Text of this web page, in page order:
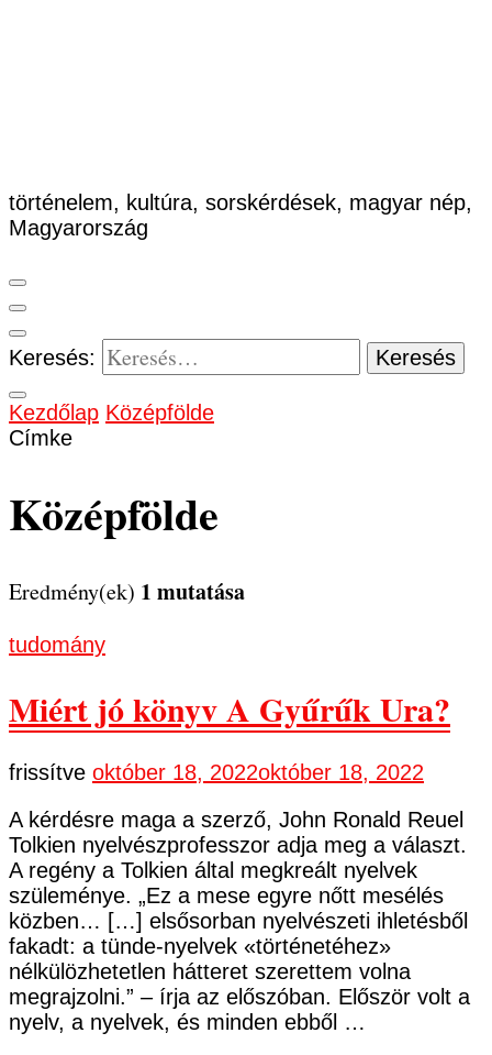
történelem, kultúra, sorskérdések, magyar nép,
Magyarország
Keresés:
Kezdőlap Középfölde
Címke
Középfölde
Eredmény(ek) 1 mutatása
tudomány
Miért jó könyv A Gyűrűk Ura?
frissítve október 18, 2022október 18, 2022
A kérdésre maga a szerző, John Ronald Reuel
Tolkien nyelvészprofesszor adja meg a választ.
A regény a Tolkien által megkreált nyelvek
szüleménye. „Ez a mese egyre nőtt mesélés
közben… […] elsősorban nyelvészeti ihletésből
fakadt: a tünde-nyelvek «történetéhez»
nélkülözhetetlen hátteret szerettem volna
megrajzolni.” – írja az előszóban. Először volt a
nyelv, a nyelvek, és minden ebből …